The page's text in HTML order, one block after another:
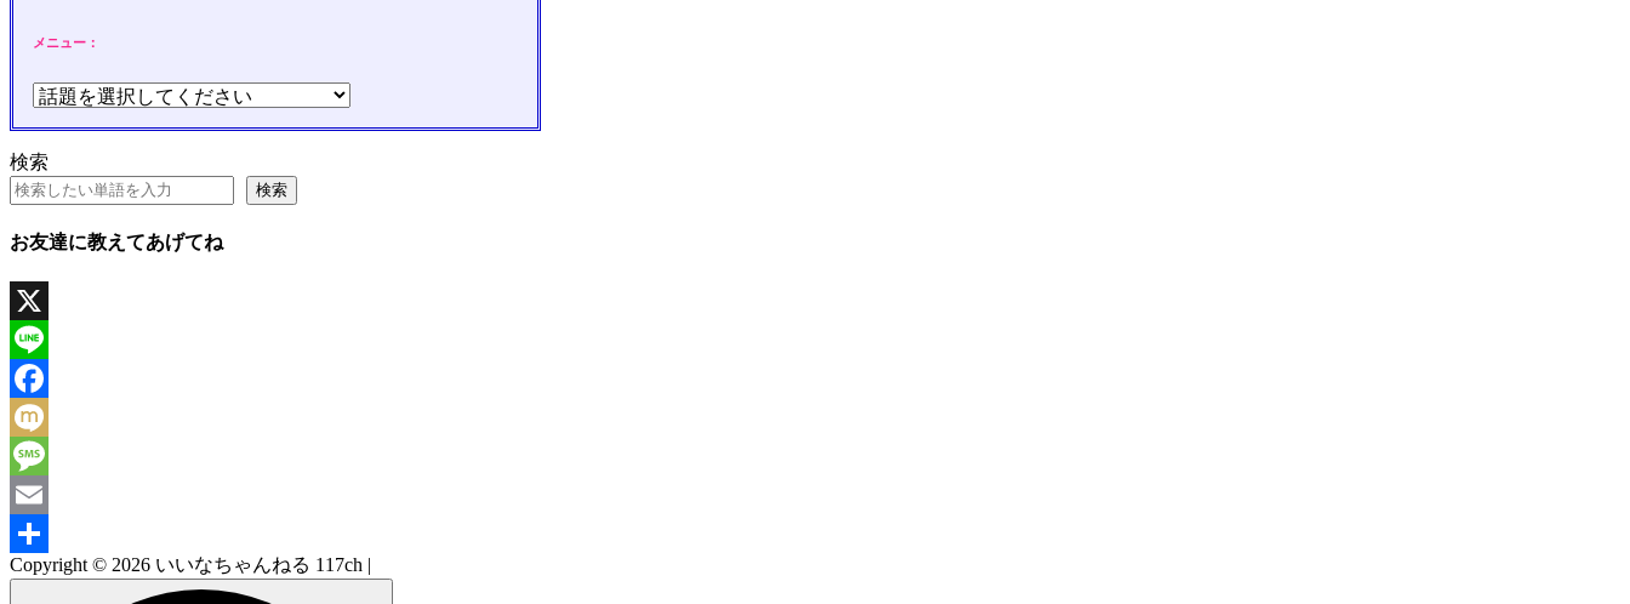
メニュー：
検索
検索
お友達に教えてあげてね
X
Line
Facebook
Mixi
Message
Email
共
Copyright © 2026 いいなちゃんねる 117ch |